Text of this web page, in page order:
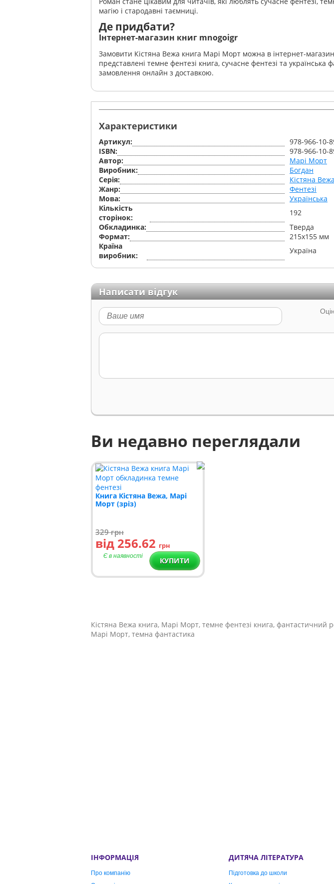
магію і стародавні таємниці.
Де придбати?
Інтернет-магазин книг mnogoigr
Замовити Кістяна Вежа книга Марі Морт можна в інтернет-
представлені темне фентезі книга, сучасне фентезі та
замовлення онлайн з доставкою.
Характеристики
Артикул:
978-966-10-
ISBN:
978-966-10-
Автор:
Марі Морт
Виробник:
Богдан
Серiя:
Кістяна Вежа
Жанр:
Фентезі
Мова:
Українська
Кількість
сторінок:
192
Обкладинка:
Тверда
Формат:
215х155 мм
Країна
виробник:
Україна
Написати відгук
Ви недавно переглядали
Книга Кістяна Вежа, Марі
Морт (зріз)
329грн
від 256.62 грн
Є в наявності КУПИТИ
Кістяна Вежа книга, Марі Морт, темне фентезі книга, фантастичний
Марі Морт, темна фантастика
ІНФОРМАЦІЯ
Про компанію
ДИТЯЧА ЛІТЕРАТУРА
Підготовка до школи